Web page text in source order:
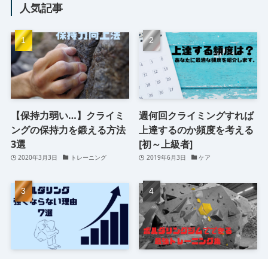
人気記事
【保持力弱い…】クライミ
ングの保持力を鍛える方法
3選
2020年3月3日 トレーニング
週何回クライミングすれば
上達するのか頻度を考える
[初～上級者]
2019年6月3日 ケア